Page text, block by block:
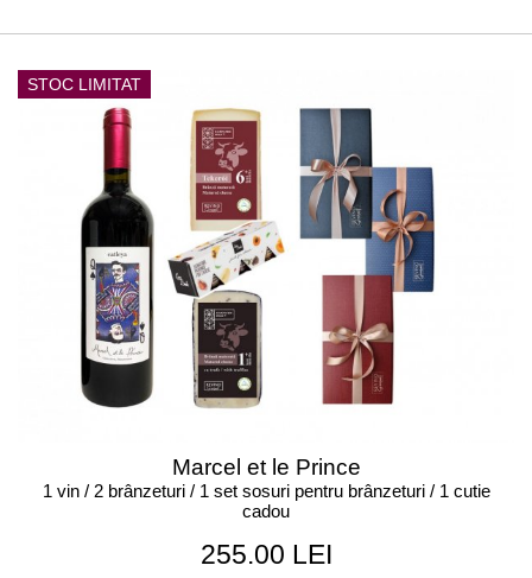
STOC LIMITAT
Marcel et le Prince
1 vin / 2 brânzeturi / 1 set sosuri pentru brânzeturi / 1 cutie
cadou
255.00 LEI